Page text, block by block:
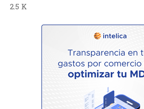
2.5 K